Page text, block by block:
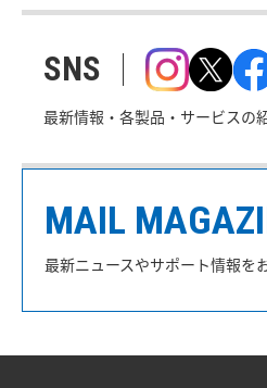
SNS
最新情報・各製品・サービスの
MAIL
最新ニュースやサポート情報を